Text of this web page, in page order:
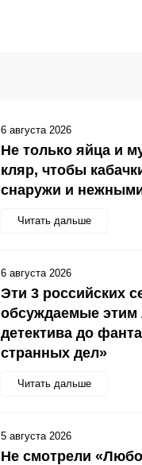
Не только яйца и
кляр, чтобы
снаружи и
Читать дальше
6 августа 2026
Эти 3 российских
обсуждаемые этим
детектива до
странных дел»
Читать дальше
6 августа 2026
Не смотрели
5 августа 2026